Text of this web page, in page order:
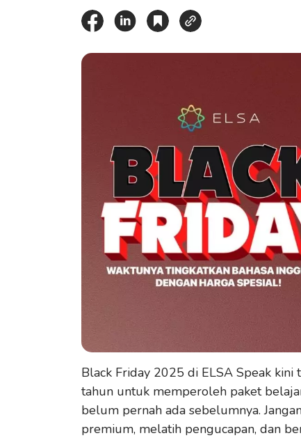
Black Friday 2025 di ELSA Speak
tahun untuk memperoleh paket
belum pernah ada sebelumnya.
premium, melatih pengucapan, dan